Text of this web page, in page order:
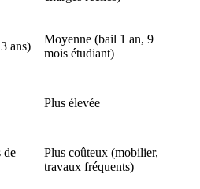
ans)
Moyenne (bail 1 an, 9
mois étudiant)
Plus élevée
de
Plus coûteux (mobilier,
travaux fréquents)